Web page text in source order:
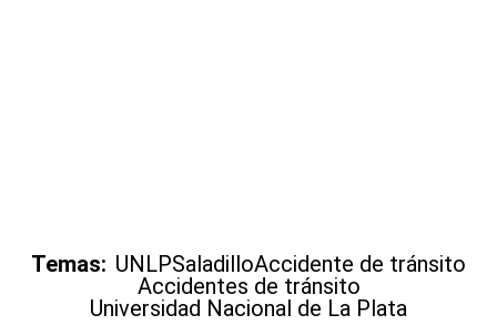
Temas: UNLPSaladilloAccidente de tránsito
Accidentes de tránsito
Universidad Nacional de La Plata